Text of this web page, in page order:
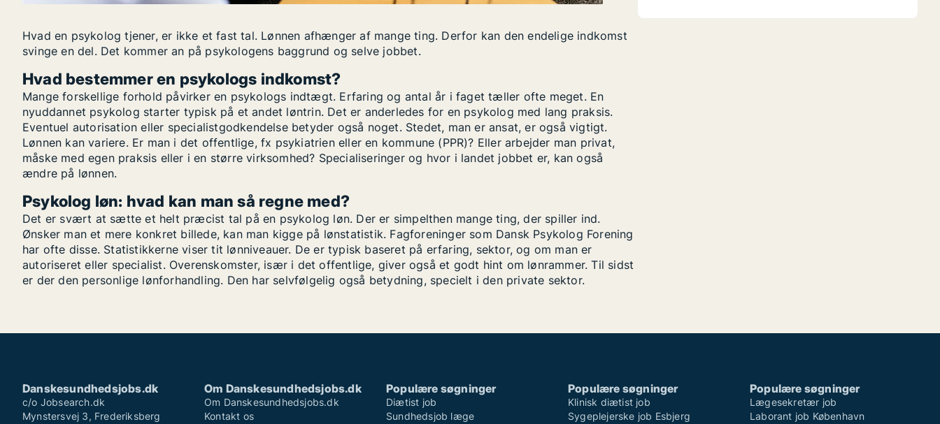
Hvad en psykolog tjener, er ikke et fast tal. Lønnen afhænger af mange ting. Derfor kan den endelige indkomst
svinge en del. Det kommer an på psykologens baggrund og selve jobbet.
Hvad bestemmer en psykologs indkomst?
Mange forskellige forhold påvirker en psykologs indtægt. Erfaring og antal år i faget tæller ofte meget. En
nyuddannet psykolog starter typisk på et andet løntrin. Det er anderledes for en psykolog med lang praksis.
Eventuel autorisation eller specialistgodkendelse betyder også noget. Stedet, man er ansat, er også vigtigt.
Lønnen kan variere. Er man i det offentlige, fx psykiatrien eller en kommune (PPR)? Eller arbejder man privat,
måske med egen praksis eller i en større virksomhed? Specialiseringer og hvor i landet jobbet er, kan også
ændre på lønnen.
Psykolog løn: hvad kan man så regne med?
Det er svært at sætte et helt præcist tal på en psykolog løn. Der er simpelthen mange ting, der spiller ind.
Ønsker man et mere konkret billede, kan man kigge på lønstatistik. Fagforeninger som Dansk Psykolog Forening
har ofte disse. Statistikkerne viser tit lønniveauer. De er typisk baseret på erfaring, sektor, og om man er
autoriseret eller specialist. Overenskomster, især i det offentlige, giver også et godt hint om lønrammer. Til sidst
er der den personlige lønforhandling. Den har selvfølgelig også betydning, specielt i den private sektor.
Danskesundhedsjobs.dk
c/o Jobsearch.dk
Mynstersvej 3, Frederiksberg
Om Danskesundhedsjobs.dk
Om Danskesundhedsjobs.dk
Kontakt os
Populære søgninger
Diætist job
Sundhedsjob læge
Populære søgninger
Klinisk diætist job
Sygeplejerske job Esbjerg
Populære søgninger
Lægesekretær job
Laborant job København